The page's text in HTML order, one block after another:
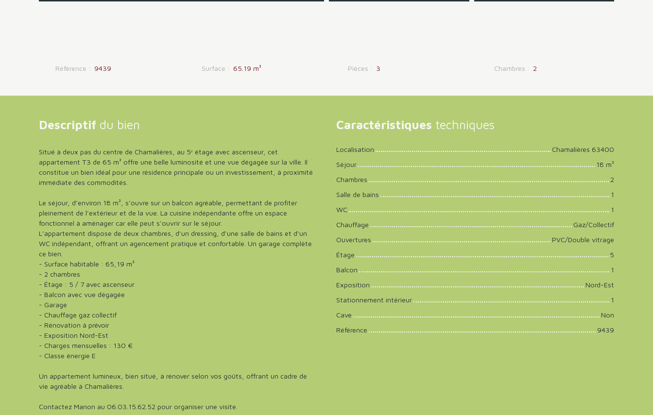
Référence : 9439 Surface : 65.19 m² Pièces : 3 Chambres : 2
Descriptif du bien
Situé à deux pas du centre de Chamalières, au 5ᵉ étage avec ascenseur, cet
appartement T3 de 65 m² offre une belle luminosité et une vue dégagée sur la ville. Il
constitue un bien idéal pour une résidence principale ou un investissement, à proximité
immédiate des commodités.
Le séjour, d’environ 18 m², s’ouvre sur un balcon agréable, permettant de profiter
pleinement de l’extérieur et de la vue. La cuisine indépendante offre un espace
fonctionnel à aménager car elle peut s'ouvrir sur le séjour.
L’appartement dispose de deux chambres, d'un dressing, d’une salle de bains et d’un
WC indépendant, offrant un agencement pratique et confortable. Un garage complète
ce bien.
- Surface habitable : 65,19 m²
- 2 chambres
- Étage : 5 / 7 avec ascenseur
- Balcon avec vue dégagée
- Garage
- Chauffage gaz collectif
- Rénovation à prévoir
- Exposition Nord-Est
- Charges mensuelles : 130 €
- Classe énergie E
Un appartement lumineux, bien situé, à rénover selon vos goûts, offrant un cadre de
vie agréable à Chamalières.
Contactez Manon au 06.03.15.62.52 pour organiser une visite.
Caractéristiques techniques
Localisation
Chamalières 63400
Séjour
18 m²
Chambres
2
Salle de bains
1
WC
1
Chauffage
Gaz/Collectif
Ouvertures
PVC/Double vitrage
Étage
5
Balcon
1
Exposition
Nord-Est
Stationnement intérieur
1
Cave
Non
Référence
9439